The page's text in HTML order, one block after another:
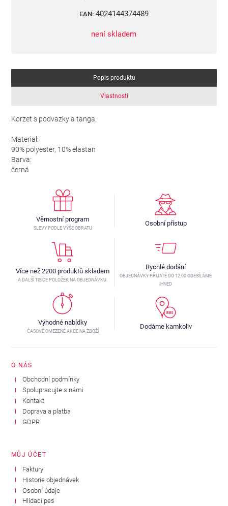
EAN: 4024144374489
není skladem
Popis produktu
Vlastnosti
Korzet s podvazky a tanga.
Material:
90% polyester, 10% elastan
Barva:
černá
Věrnostní program
SLEVY PODLE VÝŠE OBRATU
Osobní přístup
Více než 2200 produktů skladem
A DALŠÍ TISÍCE POLOŽEK NA OBJEDNÁVKU.
Rychlé dodání
OBJEDNÁVKY PŘIJATÉ DO 12:00 ODESÍLÁME
IHNED
Výhodné nabídky
ČASOVĚ OMEZENÉ AKCE NA ZBOŽÍ
Dodáme kamkoliv
O NÁS
Obchodní podmínky
Spolupracujte s námi
Kontakt
Doprava a platba
GDPR
MŮJ ÚČET
Faktury
Historie objednávek
Osobní údaje
Hlídací pes